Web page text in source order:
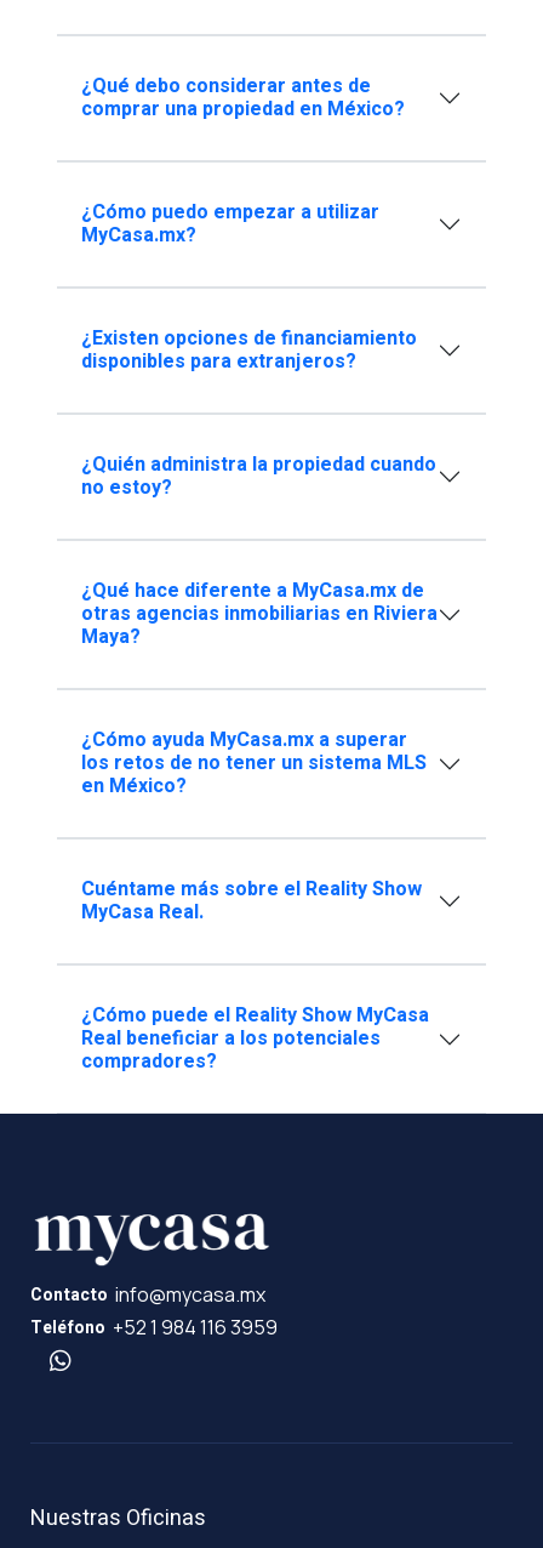
¿Qué debo considerar antes de
comprar una propiedad en México?
¿Cómo puedo empezar a utilizar
MyCasa.mx?
¿Existen opciones de financiamiento
disponibles para extranjeros?
¿Quién administra la propiedad cuando
no estoy?
¿Qué hace diferente a MyCasa.mx de
otras agencias inmobiliarias en Riviera
Maya?
¿Cómo ayuda MyCasa.mx a superar
los retos de no tener un sistema MLS
en México?
Cuéntame más sobre el Reality Show
MyCasa Real.
¿Cómo puede el Reality Show MyCasa
Real beneficiar a los potenciales
compradores?
Contacto info@mycasa.mx
Teléfono +52 1 984 116 3959
Nuestras Oficinas